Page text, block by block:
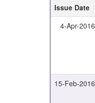
Issue Date
4-Apr-2016
15-Feb-2016